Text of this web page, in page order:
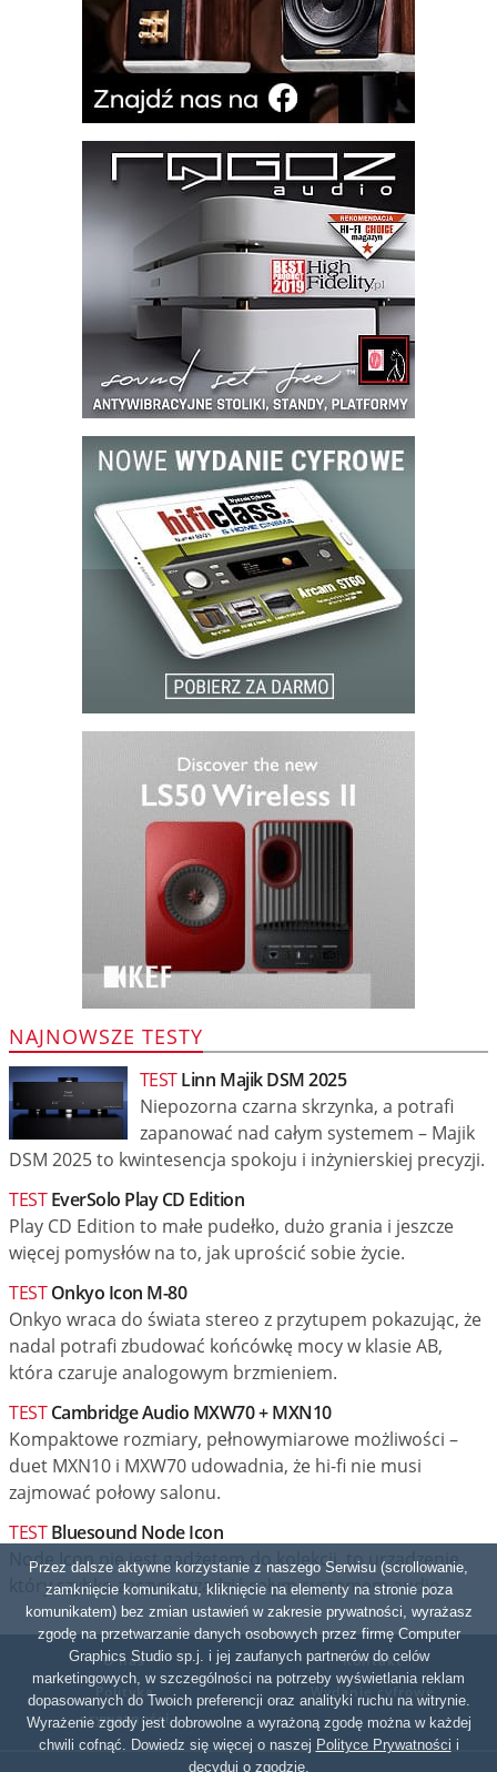
NAJNOWSZE TESTY
TESTLinn Majik DSM 2025
Niepozorna czarna skrzynka, a potrafi
zapanować nad całym systemem – Majik
DSM 2025 to kwintesencja spokoju i inżynierskiej precyzji.
TESTEverSolo Play CD Edition
Play CD Edition to małe pudełko, dużo grania i jeszcze
więcej pomysłów na to, jak uprościć sobie życie.
TESTOnkyo Icon M-80
Onkyo wraca do świata stereo z przytupem pokazując, że
nadal potrafi zbudować końcówkę mocy w klasie AB,
która czaruje analogowym brzmieniem.
TESTCambridge Audio MXW70 + MXN10
Kompaktowe rozmiary, pełnowymiarowe możliwości –
duet MXN10 i MXW70 udowadnia, że hi-fi nie musi
zajmować połowy salonu.
TESTBluesound Node Icon
Node Icon nie jest gadżetem do kolekcji, to urządzenie,
który szybko zaczyna rządzić całym systemem audio.
O nas
Polityka
prywatności
Kontakt
Wydanie cyfrowe
Przez dalsze aktywne korzystanie z naszego Serwisu (scrollowanie,
zamknięcie komunikatu, kliknięcie na elementy na stronie poza
komunikatem) bez zmian ustawień w zakresie prywatności, wyrażasz
zgodę na przetwarzanie danych osobowych przez firmę Computer
Graphics Studio sp.j. i jej zaufanych partnerów do celów
marketingowych, w szczególności na potrzeby wyświetlania reklam
dopasowanych do Twoich preferencji oraz analityki ruchu na witrynie.
Wyrażenie zgody jest dobrowolne a wyrażoną zgodę można w każdej
chwili cofnąć. Dowiedz się więcej o naszej Polityce Prywatności i
decyduj o zgodzie.